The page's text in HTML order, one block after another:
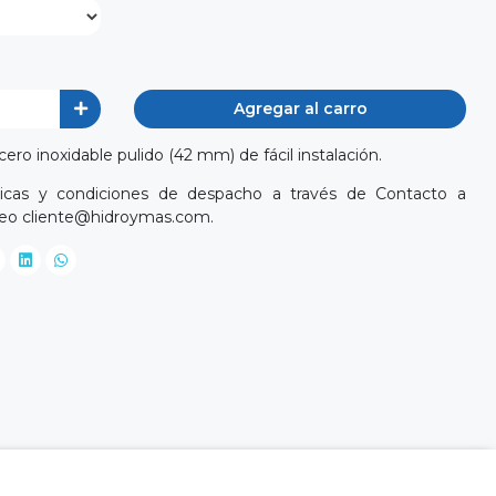
Agregar al carro
inoxidable pulido (42 mm) de fácil instalación.
y condiciones de despacho a través de Contacto a
cliente@hidroymas.com.